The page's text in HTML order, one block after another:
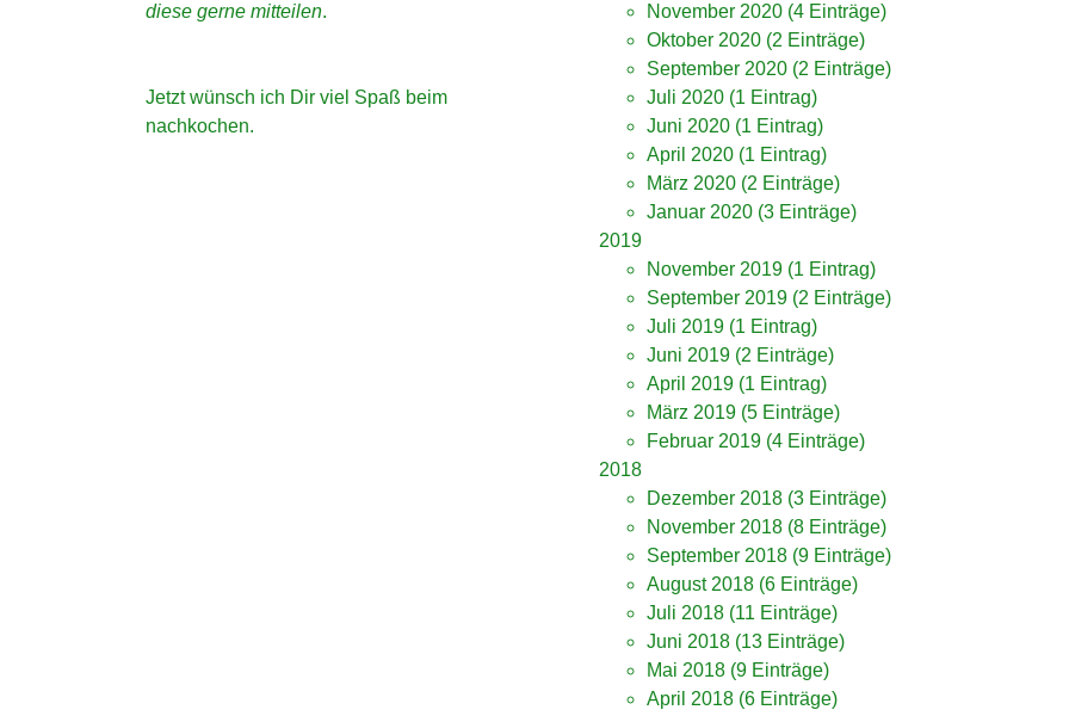
diese gerne mitteilen.
Jetzt wünsch ich Dir viel Spaß beim
nachkochen.
November 2020 (4 Einträge)
Oktober 2020 (2 Einträge)
September 2020 (2 Einträge)
Juli 2020 (1 Eintrag)
Juni 2020 (1 Eintrag)
April 2020 (1 Eintrag)
März 2020 (2 Einträge)
Januar 2020 (3 Einträge)
2019
November 2019 (1 Eintrag)
September 2019 (2 Einträge)
Juli 2019 (1 Eintrag)
Juni 2019 (2 Einträge)
April 2019 (1 Eintrag)
März 2019 (5 Einträge)
Februar 2019 (4 Einträge)
2018
Dezember 2018 (3 Einträge)
November 2018 (8 Einträge)
September 2018 (9 Einträge)
August 2018 (6 Einträge)
Juli 2018 (11 Einträge)
Juni 2018 (13 Einträge)
Mai 2018 (9 Einträge)
April 2018 (6 Einträge)